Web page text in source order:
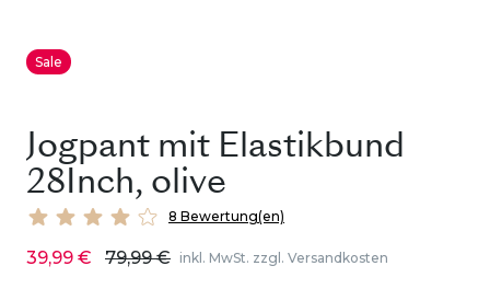
Sale
Jogpant mit Elastikbund
28Inch, olive
8 Bewertung(en)
39,99 € 79,99 € inkl. MwSt. zzgl. Versandkosten